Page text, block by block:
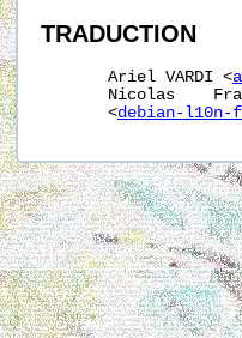
TRADUCTION
       Ariel VARDI <
Nicolas
       <
debian-l10n-